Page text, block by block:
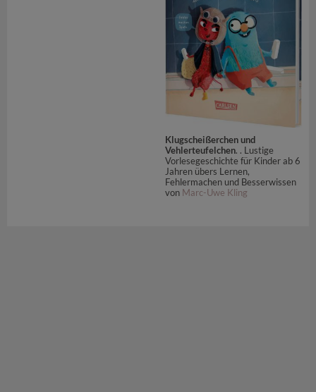
Klugscheißerchen und
Vehlerteufelchen. . Lustige
Vorlesegeschichte für Kinder ab 6
Jahren übers Lernen,
Fehlermachen und Besserwissen
von Marc-Uwe Kling